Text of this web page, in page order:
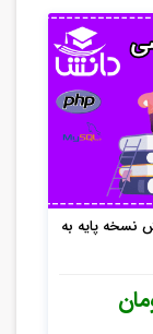
نسخه پایه به